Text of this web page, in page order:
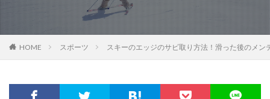
HOME スポーツ スキーのエッジのサビ取り方法！滑った後のメン